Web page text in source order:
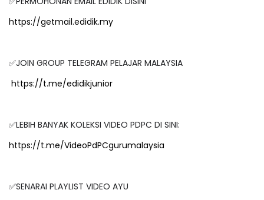
https://getmail.edidik.my
✅JOIN GROUP TELEGRAM PELAJAR MALAYSIA
https://t.me/edidikjunior
✅LEBIH BANYAK KOLEKSI VIDEO PDPC DI SINI:
https://t.me/VideoPdPCgurumalaysia
✅SENARAI PLAYLIST VIDEO AYU